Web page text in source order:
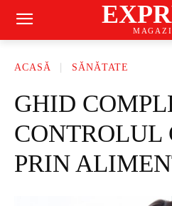
ACASĂ SĂNĂTATE
GHID
PRIN